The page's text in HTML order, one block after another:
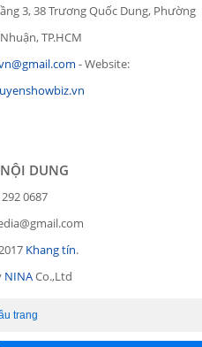
3, 38 Trương Quốc Dung, Phường
TP.HCM
- Website:
DUNG
0687
Khang tín.
NINACo.,Ltd
trang